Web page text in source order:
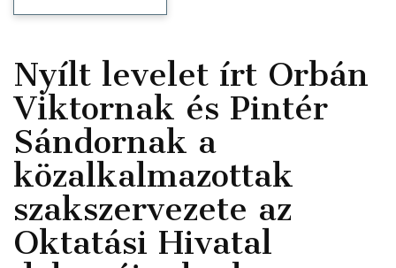
Nyílt levelet írt Orbán
Viktornak és Pintér
Sándornak a
közalkalmazottak
szakszervezete az
Oktatási Hivatal